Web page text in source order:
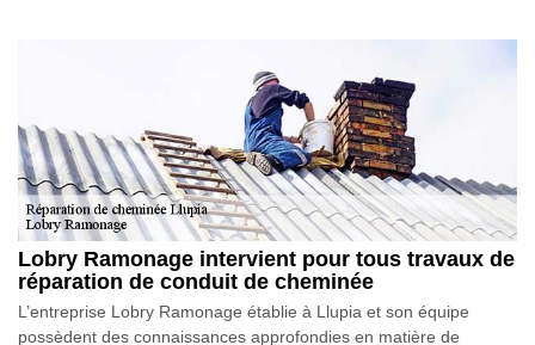
Lobry Ramonage intervient pour tous travaux de
réparation de conduit de cheminée
L’entreprise Lobry Ramonage établie à Llupia et son équipe
possèdent des connaissances approfondies en matière de